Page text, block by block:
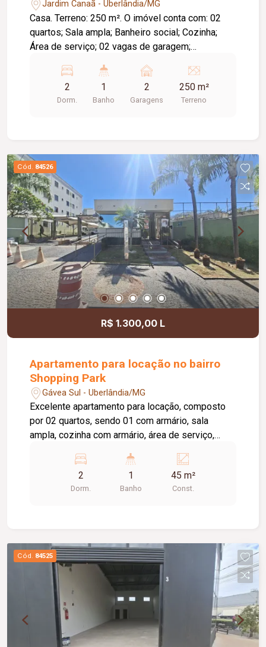
Jardim Canaã - Uberlândia/MG
Casa. Terreno: 250 m². O imóvel conta com: 02
quartos; Sala ampla; Banheiro social; Cozinha;
Área de serviço; 02 vagas de garagem;
ampliações ou área de lazer; Ambientes bem
distribuídos e com boa iluminação natural;
Excelente opção para morar ou investir.
2
Dorm.
1
Banho
2
Garagens
250 m²
Terreno
Cód. 84526
R$ 1.300,00 L
Apartamento para locação no bairro
Shopping Park
Gávea Sul - Uberlândia/MG
Excelente apartamento para locação, composto
por 02 quartos, sendo 01 com armário, sala
ampla, cozinha com armário, área de serviço,
pia, além de 01 vaga de estacionamento. O
condomínio oferece portaria 24 horas, playground
e quadra esportiva, proporcionando mais
2
Dorm.
1
Banho
45 m²
Const.
Cód. 84525